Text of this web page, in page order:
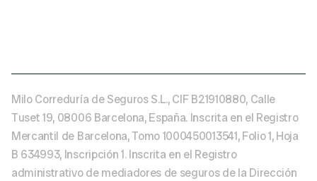
Milo Correduría de Seguros S.L., CIF B21910880, Calle
Tuset 19, 08006 Barcelona, España. Inscrita en el Registro
Mercantil de Barcelona, Tomo 1000450013541, Folio 1, Hoja
B 634993, Inscripción 1. Inscrita en el Registro
administrativo de mediadores de seguros de la Dirección